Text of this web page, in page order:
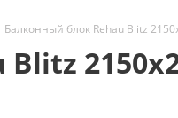
Балконный блок Rehau Blitz